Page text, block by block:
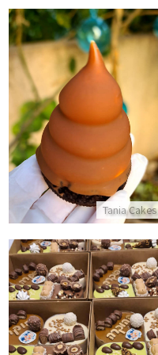
Tania Cakes
מארזים מתוקים לעסקים